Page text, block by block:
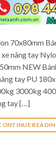
70x80mm
nâng tay
NEW
tay PU
3000kg
tay […]